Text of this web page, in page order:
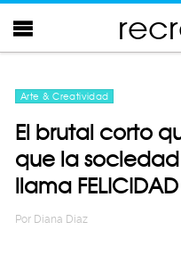
Arte & Creatividad
El brutal corto
que la
llama FELICIDAD
Por Diana Diaz